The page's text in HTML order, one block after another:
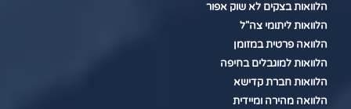
הלוואות בצקים לא שוק אפור
הלוואות ליתומי צה"ל
הלוואה פרטית במזומן
הלוואות למוגבלים בחיפה
הלוואות חברת קדישא
הלוואה מהירה ומיידית